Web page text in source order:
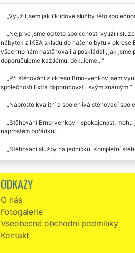
Využil jsem jak úklidové služby této
Nejprve jsme od této společnosti využili
nábytek z IKEA skladu do našeho bytu v
všechno nám nastěhovali a poskládali, jak
doporučujeme každému, děkujeme...
Při stěhování z okresu Brno-venkov jsem
společnosti Extra doporučovat i svým známým.
Naprosto kvalitní a spolehlivá stěhovací
Stěhování Brno-venkov - spokojenost,
naprostém pořádku.
Stěhovací služby na jedničku. Kompletní
ochota. Děkuji a doporučuji.
Parádní stěhovací služby z okresu Brno-
ODKAZY
O nás
Fotogalerie
Všeobecné obchodní podmínky
Kontakt